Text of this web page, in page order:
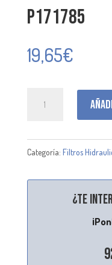
P171785
19,65€
Categoría: Filtros
¿Te